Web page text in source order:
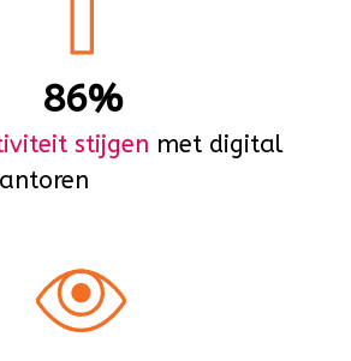
86%
stijgen met digital